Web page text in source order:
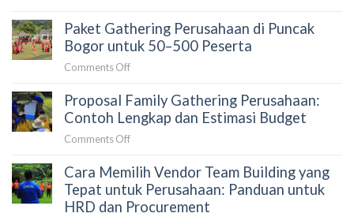
Building
atau
Tepat
untuk
Perusahaan?
Paket Gathering Perusahaan di Puncak
Bogor untuk 50–500 Peserta
Comments Offon
Gathering
Perusahaan
untuk
50–
500
Proposal Family Gathering Perusahaan:
Contoh Lengkap dan Estimasi Budget
Comments Offon
Family
Gathering
Perusahaan:
Cara Memilih Vendor Team Building yang
Tepat untuk Perusahaan: Panduan untuk
HRD dan Procurement